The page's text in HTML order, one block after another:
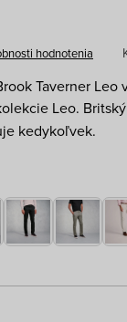
hodnotenia
Taverner Leo
Leo. Britský
kedykoľvek.